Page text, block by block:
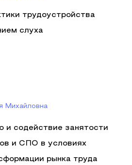
трудоустройства
слуха
Михайловна
и содействие занятости
и СПО в условиях
рынка труда